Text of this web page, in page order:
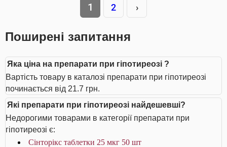
1 2 ›
Поширені запитання
Яка ціна на препарати при гіпотиреозі ?
Вартість товару в каталозі препарати при гіпотиреозі
починається від 21.7 грн.
Які препарати при гіпотиреозі найдешевші?
Недорогими товарами в категорії препарати при
гіпотиреозі є:
Сінторікс таблетки 25 мкг 50 шт